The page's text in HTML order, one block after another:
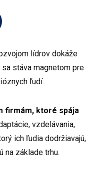
lídrov dokáže
stáva magnetom pre
ľudí.
firmám, ktoré spája
vzdelávania,
ich ľudia dodržiavajú,
na základe trhu.